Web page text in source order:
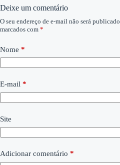
Deixe um comentário
O seu endereço de e-mail não será publicado.
marcados com *
Nome *
E-mail *
Site
Adicionar comentário *